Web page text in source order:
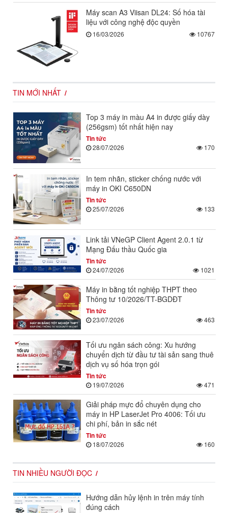
Máy scan A3 Viisan DL24: Số hóa tài
liệu với công nghệ độc quyền
16/03/2026 10767
TIN MỚI NHẤT
Top 3 máy in màu A4 in được giấy dày
(256gsm) tốt nhất hiện nay
Tin tức
28/07/2026 170
In tem nhãn, sticker chống nước với
máy in OKI C650DN
Tin tức
25/07/2026 133
Link tải VNeGP Client Agent 2.0.1 từ
Mạng Đấu thầu Quốc gia
Tin tức
24/07/2026 1021
Máy in bằng tốt nghiệp THPT theo
Thông tư 10/2026/TT-BGDĐT
Tin tức
23/07/2026 463
Tối ưu ngân sách công: Xu hướng
chuyển dịch từ đầu tư tài sản sang thuê
dịch vụ số hóa trọn gói
Tin tức
19/07/2026 471
Giải pháp mực đổ chuyên dụng cho
máy in HP LaserJet Pro 4006: Tối ưu
chi phí, bản in sắc nét
Tin tức
18/07/2026 160
TIN NHIỀU NGƯỜI ĐỌC
Hướng dẫn hủy lệnh in trên máy tính
đúng cách